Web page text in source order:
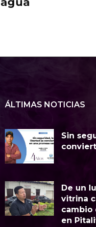
ÁLTIMAS NOTICIAS
Sin
​De un
vitrina
cambio
en